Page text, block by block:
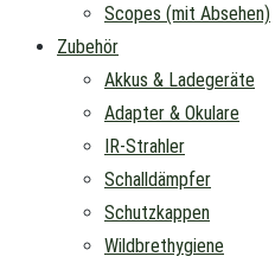
Scopes (mit Absehen)
Zubehör
Akkus & Ladegeräte
Adapter & Okulare
IR-Strahler
Schalldämpfer
Schutzkappen
Wildbrethygiene